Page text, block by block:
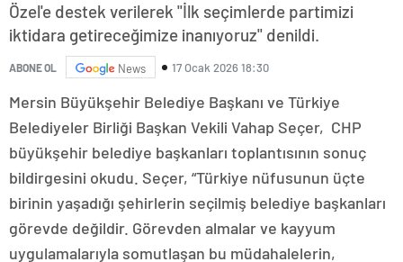
Özel'e destek verilerek "İlk seçimlerde partimizi
iktidara getireceğimize inanıyoruz" denildi.
ABONE OL News 17 Ocak 2026 18:30
Mersin Büyükşehir Belediye Başkanı ve Türkiye
Belediyeler Birliği Başkan Vekili Vahap Seçer, CHP
büyükşehir belediye başkanları toplantısının sonuç
bildirgesini okudu. Seçer, “Türkiye nüfusunun üçte
birinin yaşadığı şehirlerin seçilmiş belediye başkanları
görevde değildir. Görevden almalar ve kayyum
uygulamalarıyla somutlaşan bu müdahalelerin,